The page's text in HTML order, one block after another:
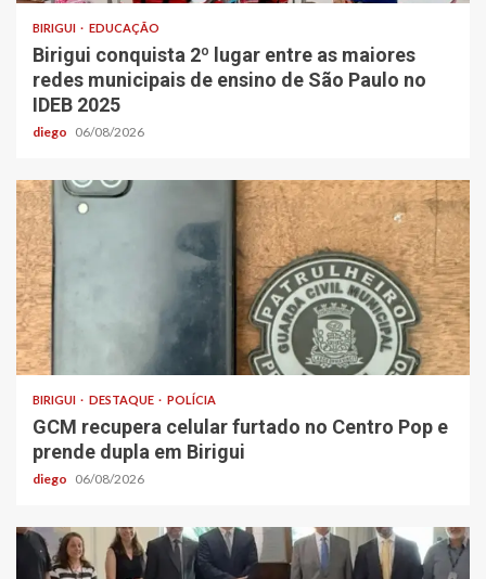
BIRIGUI EDUCAÇÃO
Birigui conquista 2º lugar entre as maiores
redes municipais de ensino de São Paulo no
IDEB 2025
diego 06/08/2026
BIRIGUI DESTAQUE POLÍCIA
GCM recupera celular furtado no Centro Pop e
prende dupla em Birigui
diego 06/08/2026